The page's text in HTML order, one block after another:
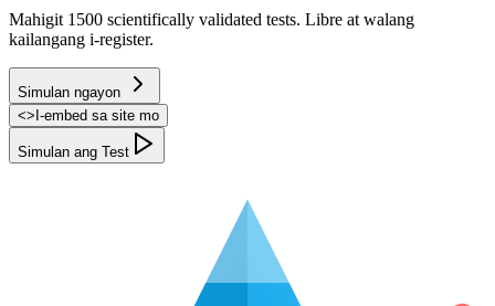
Mahigit 1500 scientifically validated tests. Libre at walang
kailangang i-register.
Simulan ngayon
<> I-embed sa site mo
Simulan ang Test